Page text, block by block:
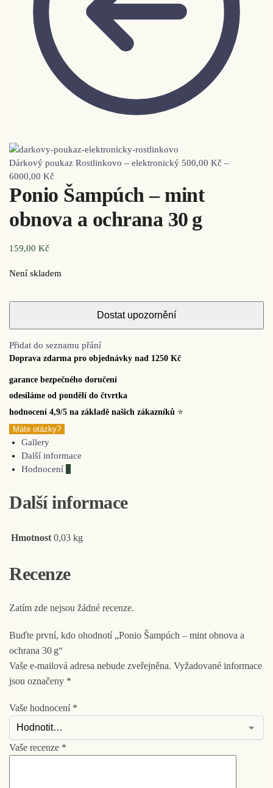
Dárkový poukaz Rostlinkovo – elektronický 500,00 Kč –
6000,00 Kč
Ponio Šampúch – mint
obnova a ochrana 30 g
159,00 Kč
Není skladem
Přidat do seznamu přání
Doprava zdarma pro objednávky nad 1250 Kč
garance bezpečného doručení
odesíláme od pondělí do čtvrtka
hodnocení 4,9/5 na základě našich zákazníků ⭐
Máte otázky?
Gallery
Další informace
Hodnocení 0
Další informace
Hmotnost 0,03 kg
Recenze
Zatím zde nejsou žádné recenze.
Buďte první, kdo ohodnotí „Ponio Šampúch – mint obnova a
ochrana 30 g“
Vaše e-mailová adresa nebude zveřejněna. Vyžadované informace
jsou označeny *
Vaše hodnocení *
Vaše recenze *